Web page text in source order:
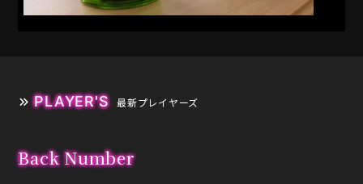
PLAYER'S 最新プレイヤーズ
Back Number